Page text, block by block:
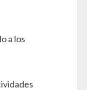
a los